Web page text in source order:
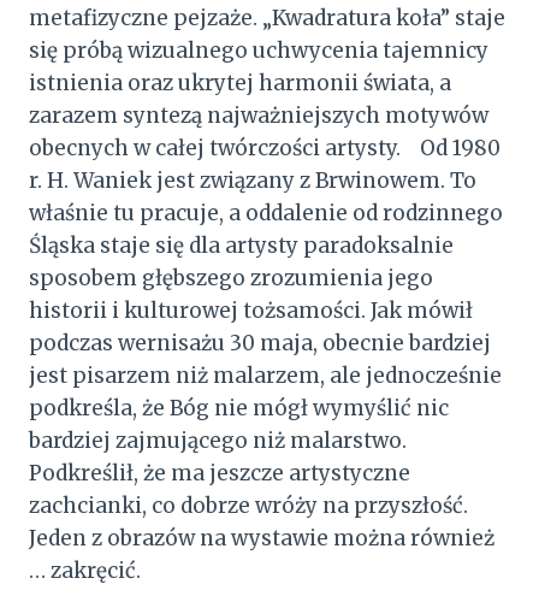
metafizyczne pejzaże. „Kwadratura koła” staje
się próbą wizualnego uchwycenia tajemnicy
istnienia oraz ukrytej harmonii świata, a
zarazem syntezą najważniejszych motywów
obecnych w całej twórczości artysty. Od 1980
r. H. Waniek jest związany z Brwinowem. To
właśnie tu pracuje, a oddalenie od rodzinnego
Śląska staje się dla artysty paradoksalnie
sposobem głębszego zrozumienia jego
historii i kulturowej tożsamości. Jak mówił
podczas wernisażu 30 maja, obecnie bardziej
jest pisarzem niż malarzem, ale jednocześnie
podkreśla, że Bóg nie mógł wymyślić nic
bardziej zajmującego niż malarstwo.
Podkreślił, że ma jeszcze artystyczne
zachcianki, co dobrze wróży na przyszłość.
Jeden z obrazów na wystawie można również
… zakręcić.